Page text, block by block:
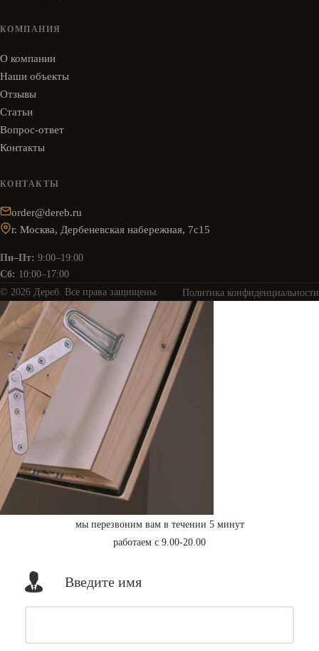
КОМПАНИЯ
О компании
Наши объекты
Отзывы
Статьи
Вопрос-ответ
Контакты
КОНТАКТЫ
order@dereb.ru
г. Москва, Дербеневская набережная, 7с15
Пн–Пт: 9:00–19:00
Сб: 10:00–17:00
© 2026 Дереб. Все права защищены.
Политика конфиденциальности
мы перезвоним вам в течении 5 минут
работаем с 9.00-20.00
Введите имя